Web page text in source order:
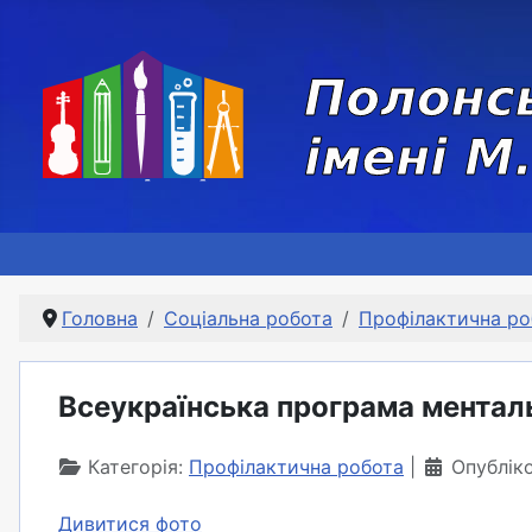
Головна Соціальна робота Профілактична
Всеукраїнська програма
Категорія: Профілактична робота
Дивитися фото